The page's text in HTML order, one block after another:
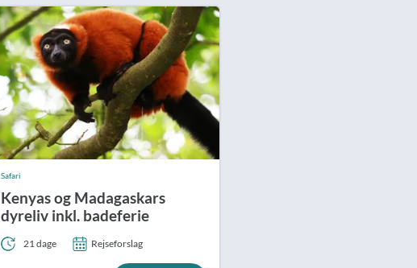
Safari
Kenyas og Madagaskars
dyreliv inkl. badeferie
21 dage Rejseforslag